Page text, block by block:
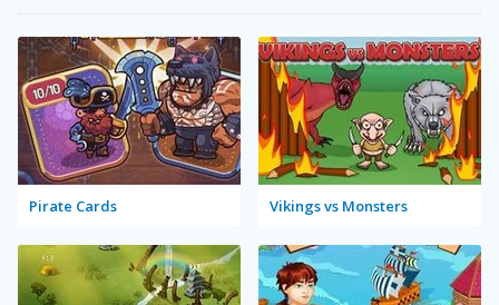
Pirate Cards Vikings vs Monsters